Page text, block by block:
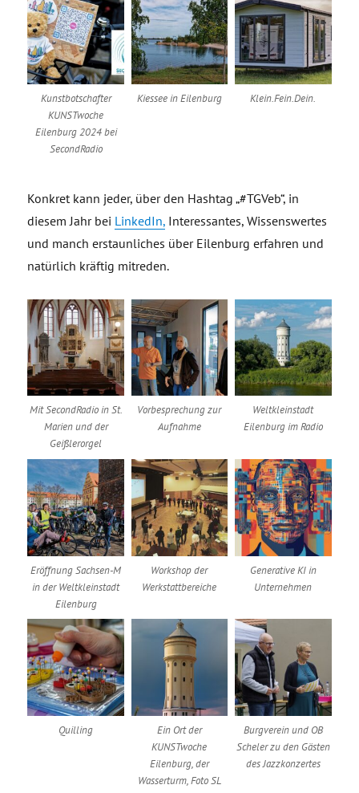
Kunstbotschafter
KUNSTwoche
Eilenburg 2024 bei
SecondRadio
Kiessee in Eilenburg Klein.Fein.Dein.
Konkret kann jeder, über den Hashtag „#TGVeb“, in
diesem Jahr bei LinkedIn, Interessantes, Wissenswertes
und manch erstaunliches über Eilenburg erfahren und
natürlich kräftig mitreden.
Mit SecondRadio in St.
Marien und der
Geißlerorgel
Vorbesprechung zur
Aufnahme
Weltkleinstadt
Eilenburg im Radio
Eröffnung Sachsen-M
in der Weltkleinstadt
Eilenburg
Workshop der
Werkstattbereiche
Generative KI in
Unternehmen
Quilling
Ein Ort der
KUNSTwoche
Eilenburg, der
Wasserturm, Foto SL
Burgverein und OB
Scheler zu den Gästen
des Jazzkonzertes